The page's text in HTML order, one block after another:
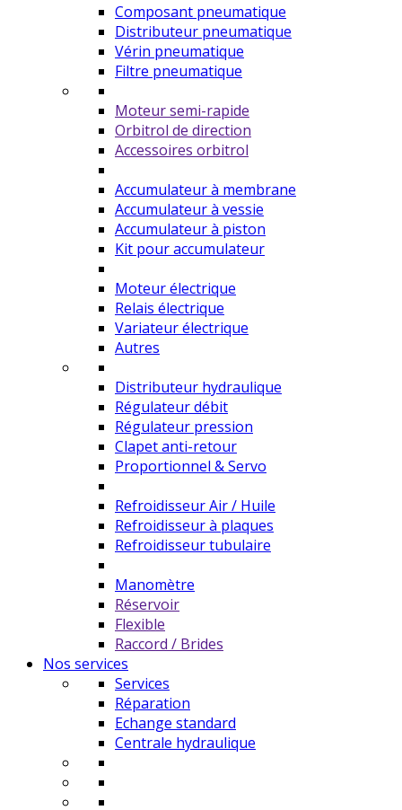
Composant pneumatique
Distributeur pneumatique
Vérin pneumatique
Filtre pneumatique
Moteur semi-rapide
Orbitrol de direction
Accessoires orbitrol
Accumulateur à membrane
Accumulateur à vessie
Accumulateur à piston
Kit pour accumulateur
Moteur électrique
Relais électrique
Variateur électrique
Autres
Distributeur hydraulique
Régulateur débit
Régulateur pression
Clapet anti-retour
Proportionnel & Servo
Refroidisseur Air / Huile
Refroidisseur à plaques
Refroidisseur tubulaire
Manomètre
Réservoir
Flexible
Raccord / Brides
Nos services
Services
Réparation
Echange standard
Centrale hydraulique